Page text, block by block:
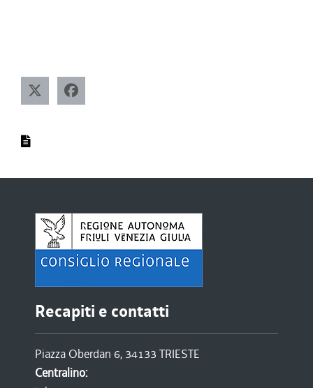
Recapiti e contatti
Piazza Oberdan 6, 34133 TRIESTE
Centralino: